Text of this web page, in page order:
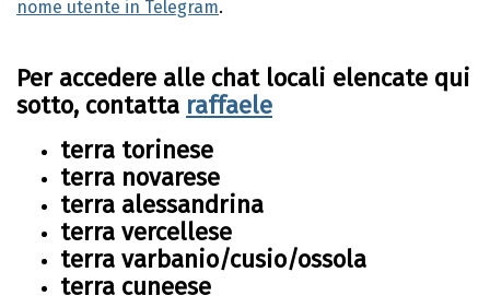
nome utente in Telegram.
Per accedere alle chat locali elencate qui
sotto, contatta raffaele
terra torinese
terra novarese
terra alessandrina
terra vercellese
terra varbanio/cusio/ossola
terra cuneese